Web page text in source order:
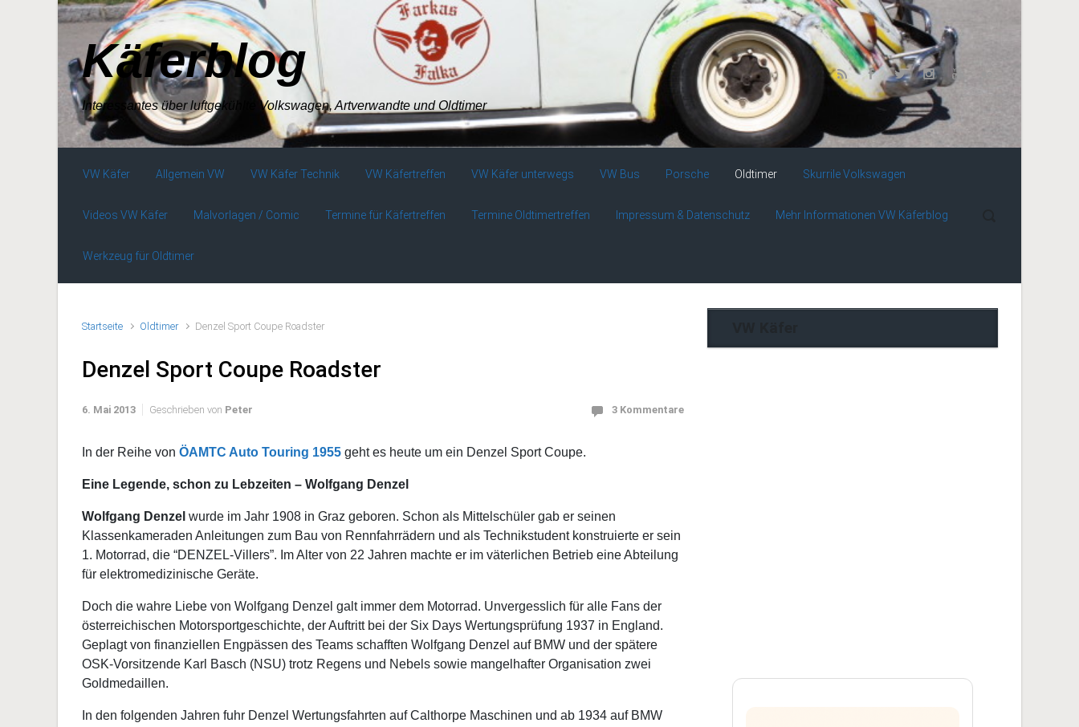
Zum Hauptinhalt springen
Käferblog
Interessantes über luftgekühlte Volkswagen, Artverwandte und Oldtimer
VW Käfer Allgemein VW VW Käfer Technik VW Käfertreffen VW Käfer unterwegs VW Bus Porsche Oldtimer Skurrile Volkswagen
Videos VW Käfer Malvorlagen / Comic Termine für Käfertreffen Termine Oldtimertreffen Impressum & Datenschutz Mehr Informationen VW Käferblog
Werkzeug für Oldtimer
Startseite Oldtimer Denzel Sport Coupe Roadster
Denzel Sport Coupe Roadster
6. Mai 2013 Geschrieben von Peter 3 Kommentare
In der Reihe von ÖAMTC Auto Touring 1955 geht es heute um ein Denzel Sport Coupe.
Eine Legende, schon zu Lebzeiten – Wolfgang Denzel
Wolfgang Denzel wurde im Jahr 1908 in Graz geboren. Schon als Mittelschüler gab er seinen
Klassenkameraden Anleitungen zum Bau von Rennfahrrädern und als Technikstudent konstruierte er sein
1. Motorrad, die “DENZEL-Villers”. Im Alter von 22 Jahren machte er im väterlichen Betrieb eine Abteilung
für elektromedizinische Geräte.
Doch die wahre Liebe von Wolfgang Denzel galt immer dem Motorrad. Unvergesslich für alle Fans der
österreichischen Motorsportgeschichte, der Auftritt bei der Six Days Wertungsprüfung 1937 in England.
Geplagt von finanziellen Engpässen des Teams schafften Wolfgang Denzel auf BMW und der spätere
OSK-Vorsitzende Karl Basch (NSU) trotz Regens und Nebels sowie mangelhafter Organisation zwei
Goldmedaillen.
In den folgenden Jahren fuhr Denzel Wertungsfahrten auf Calthorpe Maschinen und ab 1934 auf BMW